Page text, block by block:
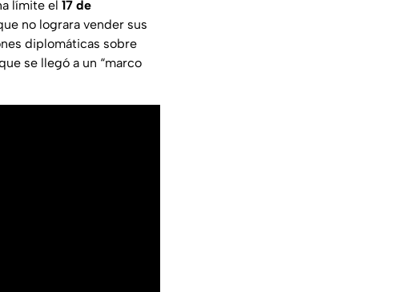
límite el 17 de
no lograra vender sus
diplomáticas sobre
se llegó a un “marco